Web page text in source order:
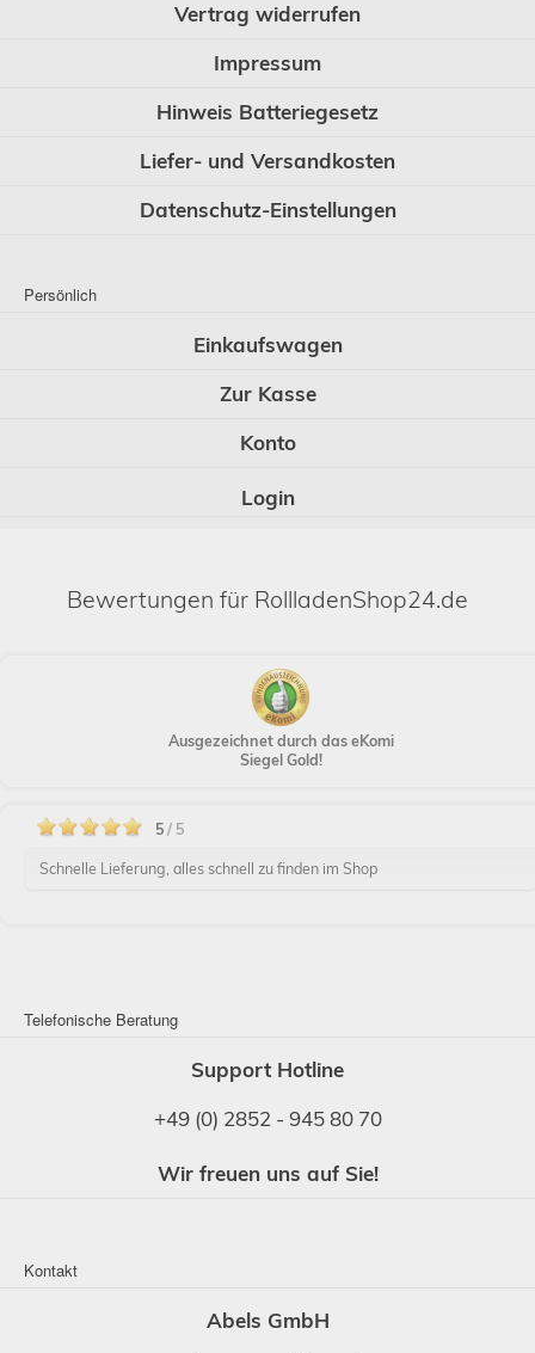
Vertrag widerrufen
Impressum
Hinweis Batteriegesetz
Liefer- und Versandkosten
Datenschutz-Einstellungen
Persönlich
Einkaufswagen
Zur Kasse
Konto
Login
Bewertungen für RollladenShop24.de
Ausgezeichnet durch das eKomi
Siegel Gold!
5/ 5
Schnelle Lieferung, alles schnell zu finden im Shop
Telefonische Beratung
Support Hotline
+49 (0) 2852 - 945 80 70
Wir freuen uns auf Sie!
Kontakt
Abels GmbH